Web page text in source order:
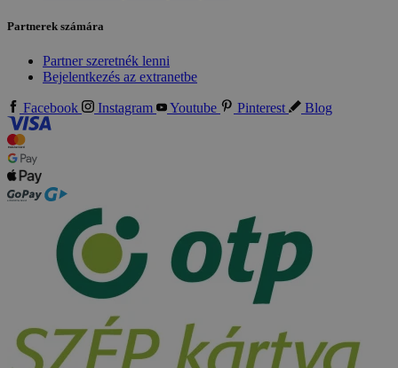
Partnerek számára
Partner szeretnék lenni
Bejelentkezés az extranetbe
Facebook Instagram Youtube Pinterest Blog